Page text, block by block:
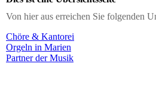
Von hier aus erreichen Sie folgenden
Chöre & Kantorei
Orgeln in Marien
Partner der Musik